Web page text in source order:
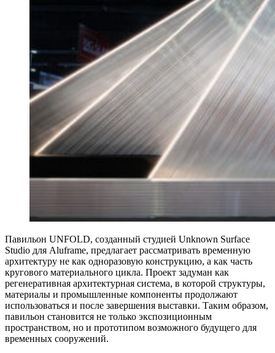
Павильон UNFOLD, созданный студией Unknown Surface
Studio для Aluframe, предлагает рассматривать временную
архитектуру не как одноразовую конструкцию, а как часть
кругового материального цикла. Проект задуман как
регенеративная архитектурная система, в которой структуры,
материалы и промышленные компоненты продолжают
использоваться и после завершения выставки. Таким образом,
павильон становится не только экспозиционным
пространством, но и прототипом возможного будущего для
временных сооружений.